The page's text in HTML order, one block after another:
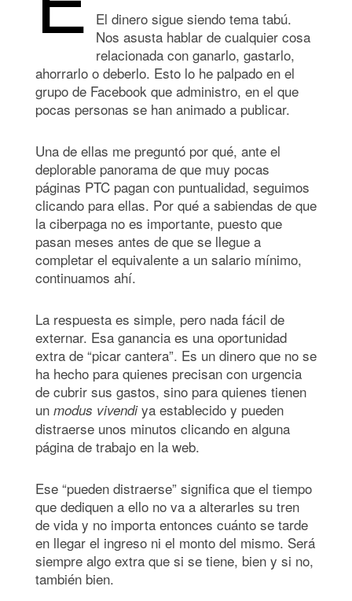
El dinero sigue siendo tema tabú.
Nos asusta hablar de cualquier cosa
relacionada con ganarlo, gastarlo,
ahorrarlo o deberlo. Esto lo he palpado en el
grupo de Facebook que administro, en el que
pocas personas se han animado a publicar.
Una de ellas me preguntó por qué, ante el
deplorable panorama de que muy pocas
páginas PTC pagan con puntualidad, seguimos
clicando para ellas. Por qué a sabiendas de que
la ciberpaga no es importante, puesto que
pasan meses antes de que se llegue a
completar el equivalente a un salario mínimo,
continuamos ahí.
La respuesta es simple, pero nada fácil de
externar. Esa ganancia es una oportunidad
extra de “picar cantera”. Es un dinero que no se
ha hecho para quienes precisan con urgencia
de cubrir sus gastos, sino para quienes tienen
un modus vivendiya establecido y pueden
distraerse unos minutos clicando en alguna
página de trabajo en la web.
Ese “pueden distraerse” significa que el tiempo
que dediquen a ello no va a alterarles su tren
de vida y no importa entonces cuánto se tarde
en llegar el ingreso ni el monto del mismo. Será
siempre algo extra que si se tiene, bien y si no,
también bien.